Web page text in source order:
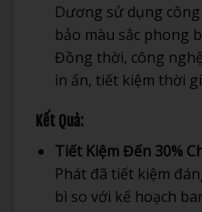
Dương sử dụng
bảo màu sắc phong
Đồng thời, công
in ấn, tiết kiệm thời
Kết Quả:
Tiết Kiệm Đến 30%
Phát đã tiết kiệm
bì so với kế hoạch